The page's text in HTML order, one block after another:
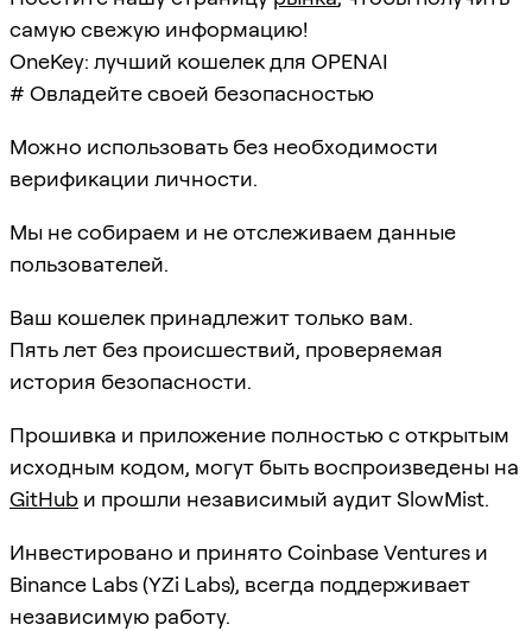
самую свежую информацию!
OneKey: лучший кошелек для OPENAI
# Овладейте своей безопасностью
Можно использовать без необходимости
верификации личности.
Мы не собираем и не отслеживаем данные
пользователей.
Ваш кошелек принадлежит только вам.
Пять лет без происшествий, проверяемая
история безопасности.
Прошивка и приложение полностью с открытым
исходным кодом, могут быть воспроизведены на
GitHub и прошли независимый аудит SlowMist.
Инвестировано и принято Coinbase Ventures и
Binance Labs (YZi Labs), всегда поддерживает
независимую работу.